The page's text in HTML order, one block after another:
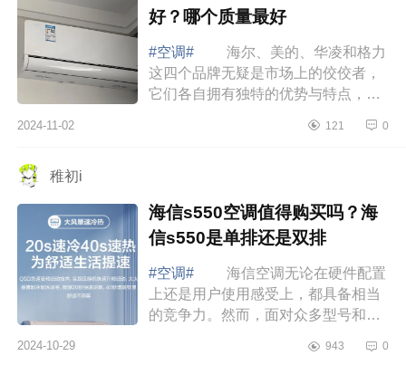
好？哪个质量最好
#空调#
海尔、美的、华凌和格力
这四个品牌无疑是市场上的佼佼者，
它们各自拥有独特的优势与特点，满
家介绍下海尔,美的,格力,华凌空调哪
2024-11-02 121 0
稚初i
海信s550空调值得购买吗？海
信s550是单排还是双排
#空调#
海信空调无论在硬件配置
上还是用户使用感受上，都具备相当
的竞争力。然而，面对众多型号和功
不免感到难以抉择。下面小编为大家
2024-10-29 943 0